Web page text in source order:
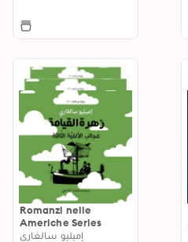
Romanzi nelle
Americhe Series
إميليو سالغاري